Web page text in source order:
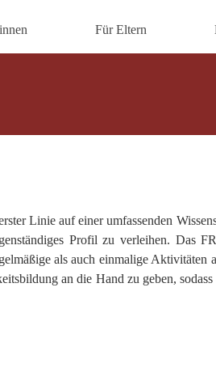
Für Eltern
Linie auf einer umfassenden
Profil zu verleihen. Das
als auch einmalige Aktivitäten
an die Hand zu geben,